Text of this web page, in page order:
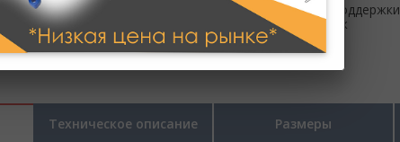
Центр поддержки
и продаж
Техническое описание Размеры